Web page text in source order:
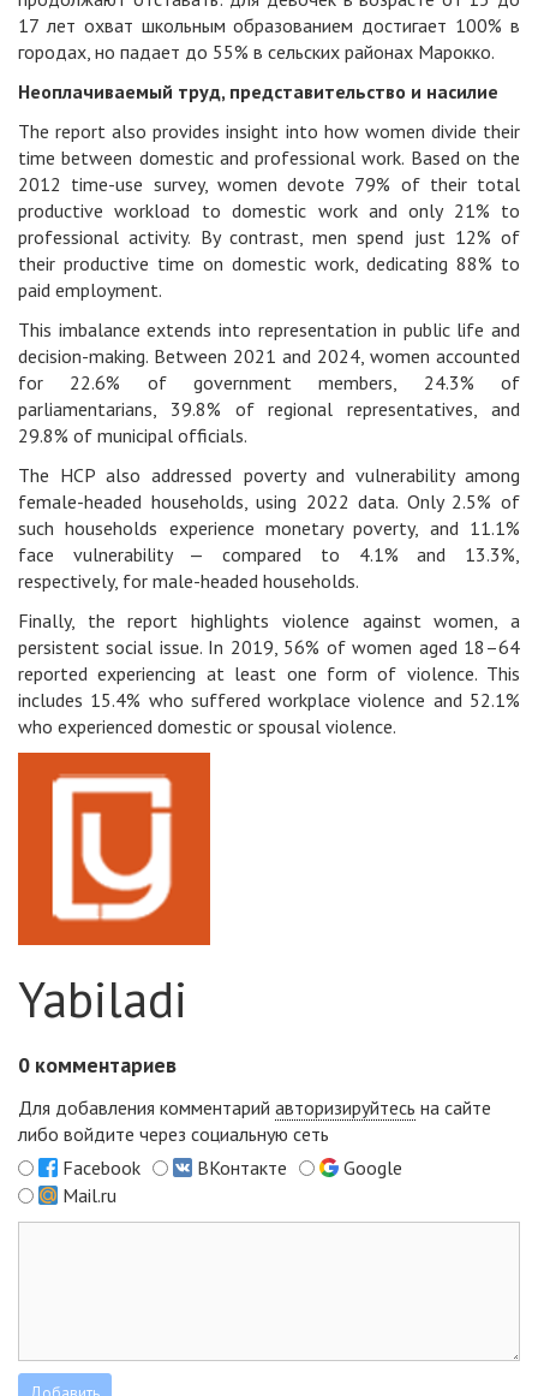
17 лет охват школьным образованием достигает 100% в
городах, но падает до 55% в сельских районах Марокко.
Неоплачиваемый труд, представительство и насилие
The report also provides insight into how women divide their
time between domestic and professional work. Based on the
2012 time-use survey, women devote 79% of their total
productive workload to domestic work and only 21% to
professional activity. By contrast, men spend just 12% of
their productive time on domestic work, dedicating 88% to
paid employment.
This imbalance extends into representation in public life and
decision-making. Between 2021 and 2024, women accounted
for 22.6% of government members, 24.3% of
parliamentarians, 39.8% of regional representatives, and
29.8% of municipal officials.
The HCP also addressed poverty and vulnerability among
female-headed households, using 2022 data. Only 2.5% of
such households experience monetary poverty, and 11.1%
face vulnerability — compared to 4.1% and 13.3%,
respectively, for male-headed households.
Finally, the report highlights violence against women, a
persistent social issue. In 2019, 56% of women aged 18–64
reported experiencing at least one form of violence. This
includes 15.4% who suffered workplace violence and 52.1%
who experienced domestic or spousal violence.
Yabiladi
0 комментариев
Для добавления комментарий авторизируйтесь на сайте
либо войдите через социальную сеть
Facebook
ВКонтакте
Google
Mail.ru